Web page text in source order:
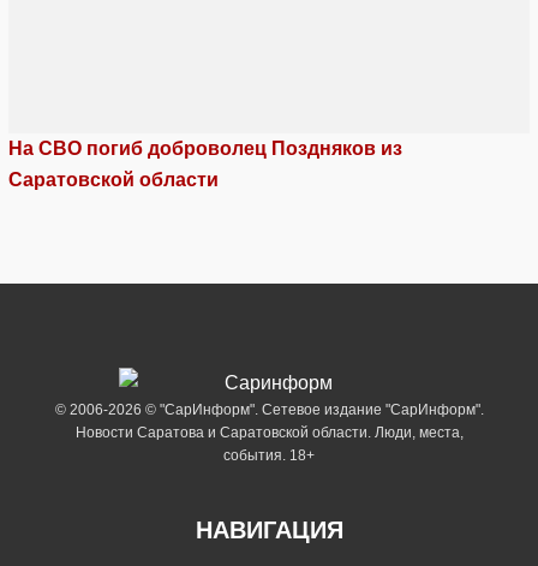
На СВО погиб доброволец Поздняков из
Саратовской области
© 2006-2026 © "СарИнформ". Сетевое издание "СарИнформ".
Новости Саратова и Саратовской области. Люди, места,
события. 18+
НАВИГАЦИЯ